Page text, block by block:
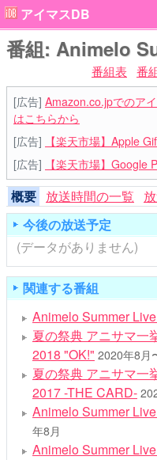
アイマスDB
番組: Animelo
番組表 番
[広告] Amazon.co.jpでのア
はこちらから
[広告]
【楽天市場】Apple
[広告]
【楽天市場】Google
概要 放送時間の一覧
今後の放送予定
(データがありません)
関連する番組
Animelo Summer
夏の祭典 アニサマ一
2018 "OK!" 2020年8月
夏の祭典 アニサマ一
2017 -THE CARD-
Animelo Summer
年8月
Animelo Summer